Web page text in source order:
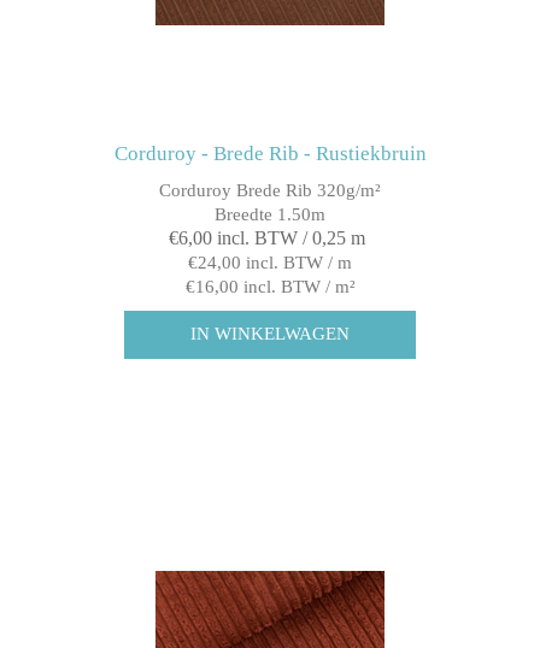
Corduroy - Brede Rib - Rustiekbruin
Corduroy Brede Rib 320g/m²
Breedte 1.50m
€6,00 incl. BTW / 0,25 m
€24,00 incl. BTW / m
€16,00 incl. BTW / m²